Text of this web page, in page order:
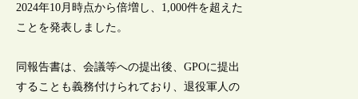
2024年10月時点から倍増し、1,000件を超えた
ことを発表しました。
同報告書は、会議等への提出後、GPOに提出
することも義務付けられており、退役軍人の